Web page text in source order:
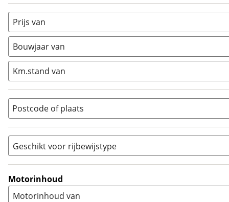
Enduro
Minibike (0)
Motorscooter
Naked
Overig (0)
Racer ( 0)
Sport (0)
Sport Touring
Supermotard (0)
Supersport
Tourer (0)
Prijs van
Bouwjaar van
Km.stand van
Postcode of plaats
Geschikt voor rijbewijstype
A (4)
A1 (0)
(
Motorinhoud
Motorinhoud van